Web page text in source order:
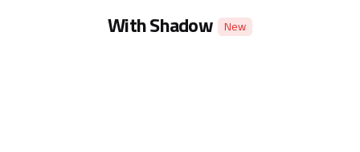
With Shadow New